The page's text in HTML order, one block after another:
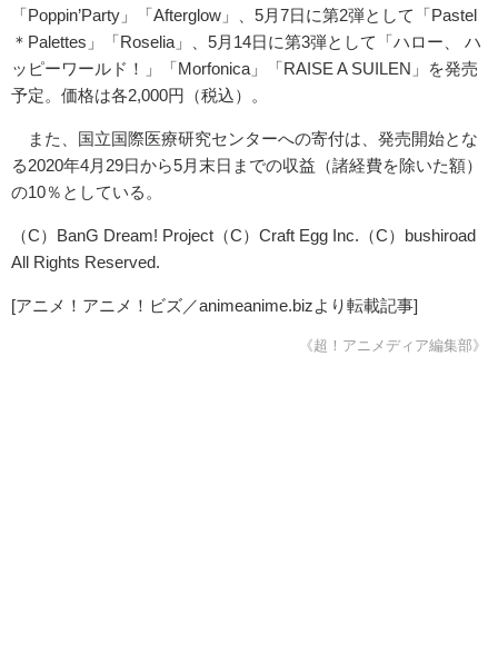
「Poppin’Party」「Afterglow」、5月7日に第2弾として「Pastel
＊Palettes」「Roselia」、5月14日に第3弾として「ハロー、 ハ
ッピーワールド！」「Morfonica」「RAISE A SUILEN」を発売
予定。価格は各2,000円（税込）。
また、国立国際医療研究センターへの寄付は、発売開始とな
る2020年4月29日から5月末日までの収益（諸経費を除いた額）
の10％としている。
（C）BanG Dream! Project（C）Craft Egg Inc.（C）bushiroad
All Rights Reserved.
[アニメ！アニメ！ビズ／animeanime.bizより転載記事]
《超！アニメディア編集部》